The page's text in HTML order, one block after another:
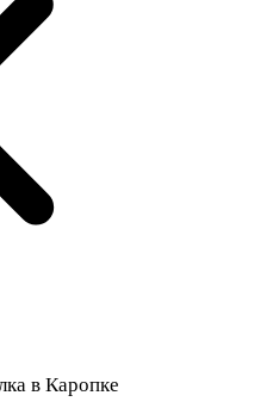
в Каропке